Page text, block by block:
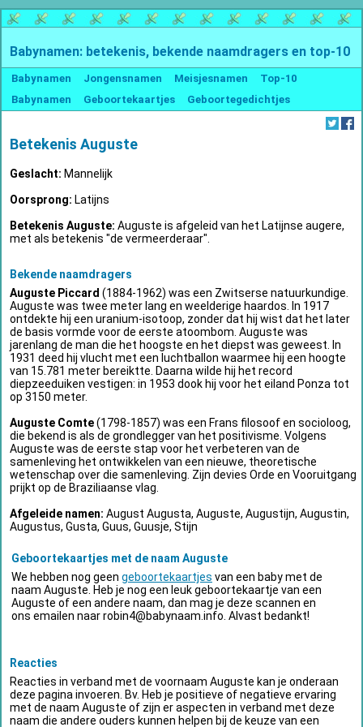
Babynamen: betekenis, bekende naamdragers en top-10
Babynamen Jongensnamen Meisjesnamen
Top-10
Babynamen
Geboortekaartjes Geboortegedichtjes
Betekenis Auguste
Geslacht: Mannelijk
Oorsprong: Latijns
Betekenis Auguste: Auguste is afgeleid van het Latijnse augere,
met als betekenis "de vermeerderaar".
Bekende naamdragers
Auguste Piccard (1884-1962) was een Zwitserse natuurkundige.
Auguste was twee meter lang en weelderige haardos. In 1917
ontdekte hij een uranium-isotoop, zonder dat hij wist dat het later
de basis vormde voor de eerste atoombom. Auguste was
jarenlang de man die het hoogste en het diepst was geweest. In
1931 deed hij vlucht met een luchtballon waarmee hij een hoogte
van 15.781 meter bereiktte. Daarna wilde hij het record
diepzeeduiken vestigen: in 1953 dook hij voor het eiland Ponza tot
op 3150 meter.
Auguste Comte(1798-1857) was een Frans filosoof en socioloog,
die bekend is als de grondlegger van het positivisme. Volgens
Auguste was de eerste stap voor het verbeteren van de
samenleving het ontwikkelen van een nieuwe, theoretische
wetenschap over die samenleving. Zijn devies Orde en Vooruitgang
prijkt op de Braziliaanse vlag.
Afgeleide namen: August Augusta, Auguste, Augustijn, Augustin,
Augustus, Gusta, Guus, Guusje, Stijn
Geboortekaartjes met de naam Auguste
We hebben nog geen geboortekaartjes van een baby met de
naam Auguste. Heb je nog een leuk geboortekaartje van een
Auguste of een andere naam, dan mag je deze scannen en
ons emailen naarrobin4@babynaam.info . Alvast bedankt!
Reacties
Reacties in verband met de voornaam Auguste kan je onderaan
deze pagina invoeren. Bv. Heb je positieve of negatieve ervaring
met de naam Auguste of zijn er aspecten in verband met deze
naam die andere ouders kunnen helpen bij de keuze van een